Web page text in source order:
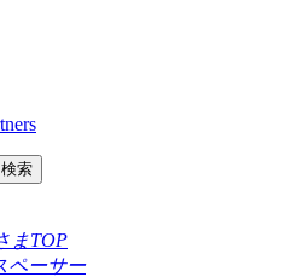
検索
まTOP
ペーサー